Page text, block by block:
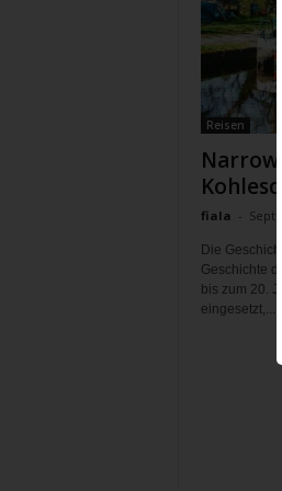
Reisen
fiala -
Die
Geschichte
bis zum 20.
eingesetzt,...